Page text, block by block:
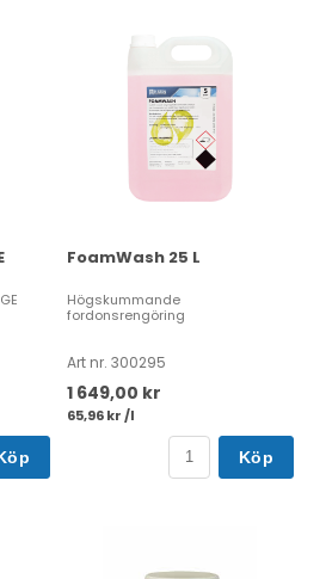
FoamWash 25 L
Högskummande
fordonsrengöring
Art nr. 300295
1 649,00 kr
65,96 kr /l
Köp